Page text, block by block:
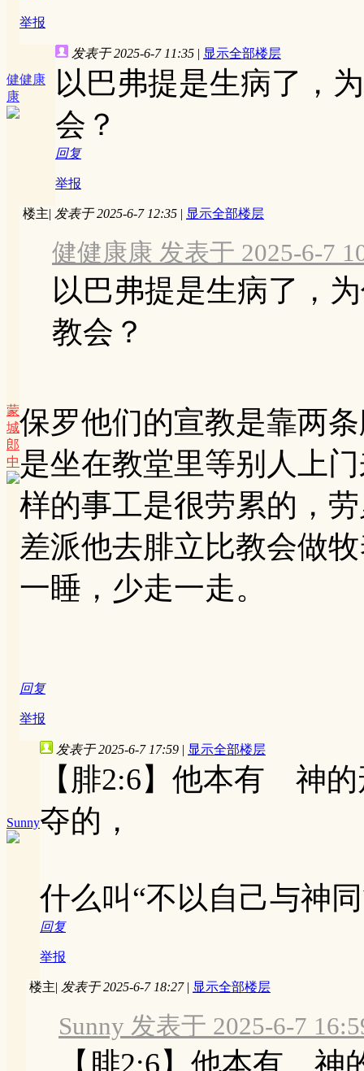
举报
健健康
康
发表于 2025-6-7 11:35 | 显示全部楼层
以巴弗提是生病了，
会？
回复
举报
蒙
城
郎
中
楼主| 发表于 2025-6-7 12:35 | 显示全部楼层
健健康康 发表于 2025-6-7
以巴弗提是生病了，
教会？
保罗他们的宣教是靠两
是坐在教堂里等别人上
样的事工是很劳累的，
差派他去腓立比教会做
一睡，少走一走。
回复
举报
Sunny
发表于 2025-6-7 17:59 | 显示全部楼层
【腓2:6】他本有 神
夺的，
什么叫“不以自己与神
回复
举报
楼主| 发表于 2025-6-7 18:27 | 显示全部楼层
Sunny 发表于 2025-6-7
【腓2:6】他本有